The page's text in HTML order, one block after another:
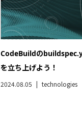
CodeBuildの
を立ち上げよう！
2024.08.05 technologies